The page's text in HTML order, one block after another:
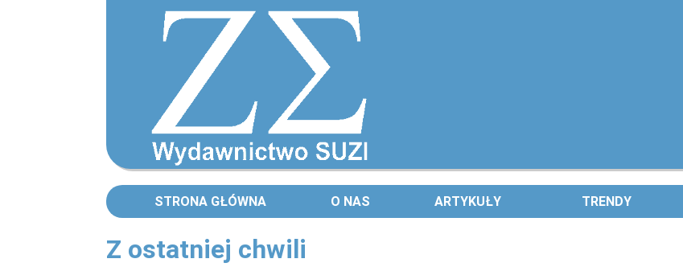
STRONA GŁÓWNA O NAS ARTYKUŁY TRENDY
Z ostatniej chwili